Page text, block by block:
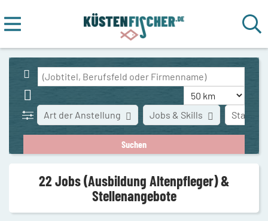
Stadt
Art der Anstellung Jobs & Skills
22 Jobs (Ausbildung Altenpfleger) &
Stellenangebote